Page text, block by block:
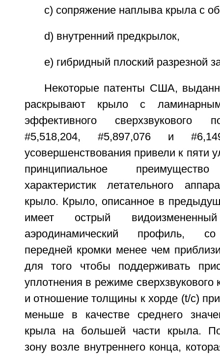
c) сопряжение наплыва крыла с
d) внутренний предкрылок,
e) гибридный плоский разрезной
Некоторые патенты США,
раскрывают крыло с
эффективного сверхзвукового
#5,518,204, #5,897,076 и
усовершенствования привели к
принципиальное преимущество
характеристик летательного
крыло. Крыло, описанное в
имеет острый
аэродинамический профиль, со
передней кромки менее чем
для того чтобы поддерживать
уплотнения в режиме сверхзвукового
и отношение толщины к хорде (t/c)
меньше в качестве среднего
крыла на большей части крыла.
зону возле внутреннего конца,